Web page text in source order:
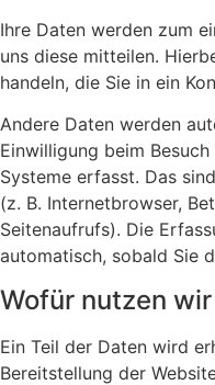
Ihre Daten werden zum
uns diese mitteilen.
handeln, die Sie in ein
Andere Daten werden
Einwilligung beim
Systeme erfasst. Das
(z. B. Internetbrowser,
Seitenaufrufs). Die
automatisch, sobald Sie
Wofür nutzen
Ein Teil der Daten wird
Bereitstellung der